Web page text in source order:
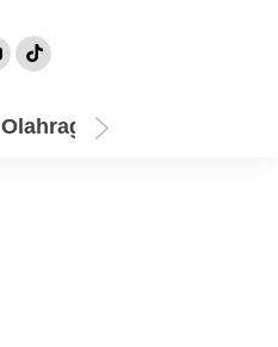
Olahraga